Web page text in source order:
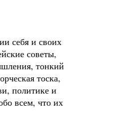
себя и своих
советы,
тонкий
тоска,
политике и
всем, что их